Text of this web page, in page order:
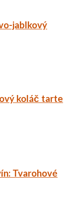
jablkový
koláč tarte
Tvarohové